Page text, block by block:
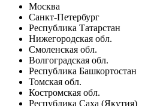
Москва
Санкт-Петербург
Республика Татарстан
Нижегородская обл.
Смоленская обл.
Волгоградская обл.
Республика Башкортостан
Томская обл.
Костромская обл.
Республика Саха (Якутия)